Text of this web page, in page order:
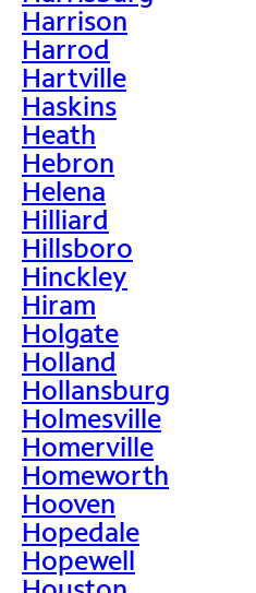
Harrison
Harrod
Hartville
Haskins
Heath
Hebron
Helena
Hilliard
Hillsboro
Hinckley
Hiram
Holgate
Holland
Hollansburg
Holmesville
Homerville
Homeworth
Hooven
Hopedale
Hopewell